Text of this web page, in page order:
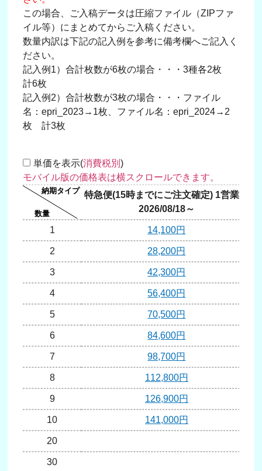
この場合、ご入稿データは圧縮ファイル（ZIPファ
イル等）にまとめてからご入稿ください。
数量内訳は下記の記入例を参考に備考欄へご記入く
ださい。
記入例1）合計枚数が6枚の場合・・・3種各2枚
計6枚
記入例2）合計枚数が3枚の場合・・・ファイル
名：epri_2023→1枚、ファイル名：epri_2024→2
枚 計3枚
単価を表示(消費税別)
特急便(15時までにご注文確定) 1営業日
2026/08/18～
1 14,100円
2 28,200円
3 42,300円
4 56,400円
5 70,500円
6 84,600円
7 98,700円
8 112,800円
9 126,900円
10 141,000円
20
30